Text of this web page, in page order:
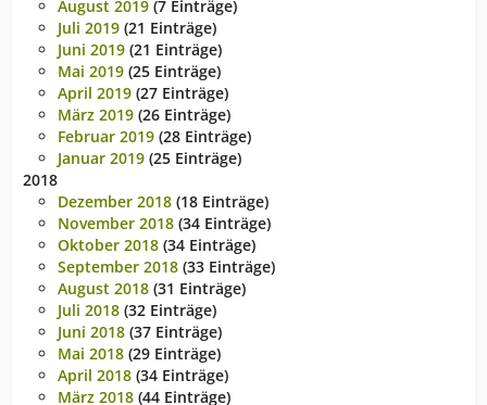
August 2019 (7 Einträge)
Juli 2019 (21 Einträge)
Juni 2019 (21 Einträge)
Mai 2019 (25 Einträge)
April 2019 (27 Einträge)
März 2019 (26 Einträge)
Februar 2019 (28 Einträge)
Januar 2019 (25 Einträge)
2018
Dezember 2018 (18 Einträge)
November 2018 (34 Einträge)
Oktober 2018 (34 Einträge)
September 2018 (33 Einträge)
August 2018 (31 Einträge)
Juli 2018 (32 Einträge)
Juni 2018 (37 Einträge)
Mai 2018 (29 Einträge)
April 2018 (34 Einträge)
März 2018 (44 Einträge)